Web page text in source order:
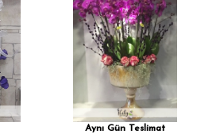
Aynı Gün Teslimat